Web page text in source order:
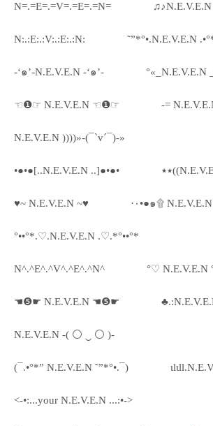
N=.=E=.=V=.=E=.=N=
N:.:E:.:V:.:E:.:N: ˜”*°•.N.E.V.E.N
-‘๑’-N.E.V.E.N -‘๑’- °«_N.E.V.E.N
☜❶☞ N.E.V.E.N ☜❶☞ -=
N.E.V.E.N ))))»-(¯`v´¯)-»
•●•●[..N.E.V.E.N ..]●•●•
♥~ N.E.V.E.N ~♥
°••°*.♡.N.E.V.E.N .♡.*°••°*
N^.^E^.^V^.^E^.^N^ °♡ N.E.V.E.N
☚❺☛ N.E.V.E.N ☚❺☛
N.E.V.E.N -( ⚪ ‿ ⚪ )-
(¯.•°*” N.E.V.E.N ˜”*°•.¯)
<-•:...your N.E.V.E.N ...:•->